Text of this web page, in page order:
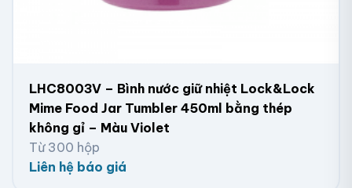
LHC8003V – Bình nước giữ nhiệt Lock&Lock
Mime Food Jar Tumbler 450ml bằng thép
không gỉ – Màu Violet
Từ 300 hộp
Liên hệ báo giá